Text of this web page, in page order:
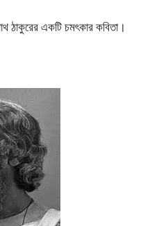
ঠাকুরের একটি চমৎকার কবিতা।